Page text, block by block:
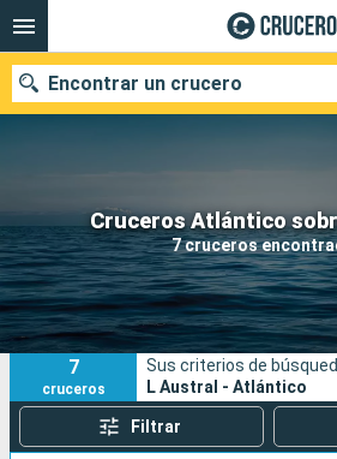
Cruceros Atlántico
7 cruceros
Encontrar un crucero
Fecha de salida
7
cruceros
Sus criterios de
L Austral - Atlántico
Filtrar